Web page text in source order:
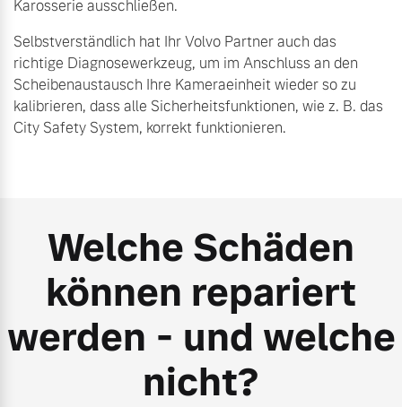
Karosserie ausschließen.
Selbstverständlich hat Ihr Volvo Partner auch das
richtige Diagnosewerkzeug, um im Anschluss an den
Scheibenaustausch Ihre Kameraeinheit wieder so zu
kalibrieren, dass alle Sicherheitsfunktionen, wie z. B. das
City Safety System, korrekt funktionieren.
Welche Schäden
können repariert
werden - und welche
nicht?